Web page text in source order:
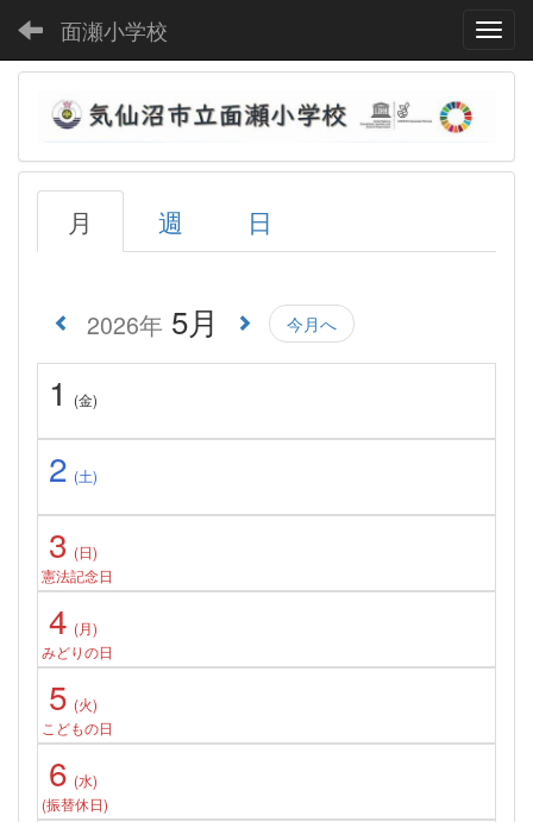
面瀬小学校
月 週 日
2026年 5月 今月へ
1 (金)
2 (土)
3 (日)
憲法記念日
4 (月)
みどりの日
5 (火)
こどもの日
6 (水)
(振替休日)